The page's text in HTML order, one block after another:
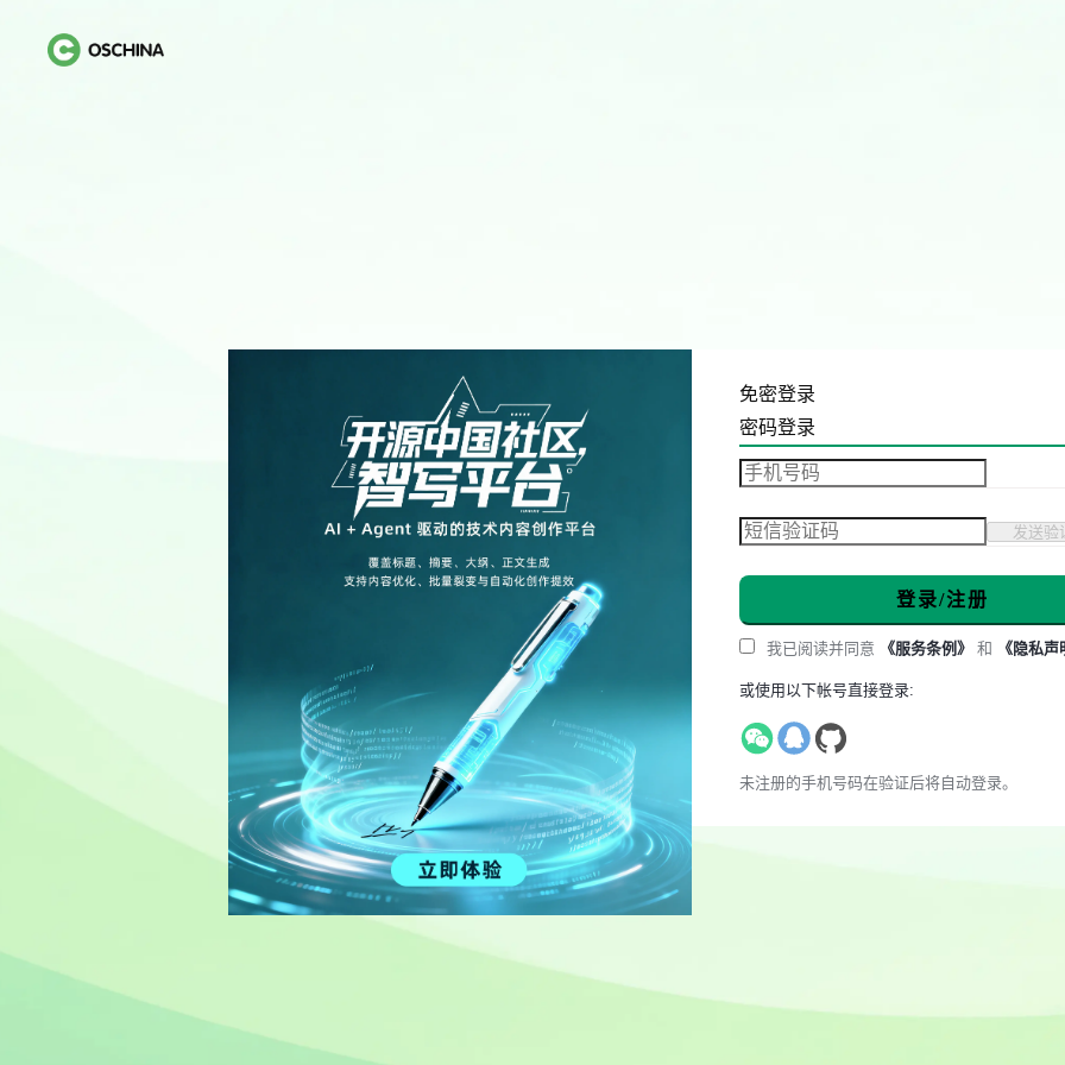
免密登录
密码登录
发送验
登录/注册
我已阅读并同意 《服务条例》 和 《隐私声
或使用以下帐号直接登录:
未注册的手机号码在验证后将自动登录。